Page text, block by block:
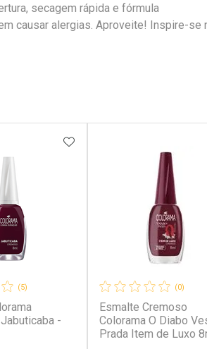
secagem rápida e fórmula
causar alergias. Aproveite! Inspire-se
(5)
-
ADICIONAR AOS
(0)
Esmalte Cremoso
Colorama O Diabo
Prada Item de Luxo